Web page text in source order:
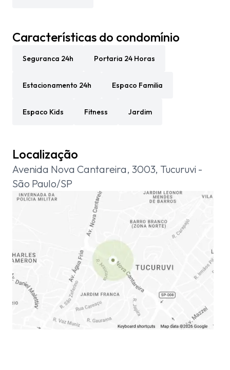
Características do condomínio
Seguranca 24h Portaria 24 Horas
Estacionamento 24h Espaco Familia
Espaco Kids Fitness Jardim
Localização
Avenida Nova Cantareira, 3003, Tucuruvi -
São Paulo/SP